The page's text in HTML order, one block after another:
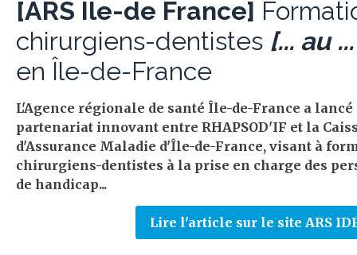
[ARS Ile-de France]
chirurgiens-dentistes [... au
en Île-de-France
L'Agence régionale de santé Île-de-France a
partenariat innovant entre RHAPSOD'IF et la
d'Assurance Maladie d'Île-de-France, visant à
chirurgiens-dentistes à la prise en charge des
de handicap...
Lire l'article sur le site ARS